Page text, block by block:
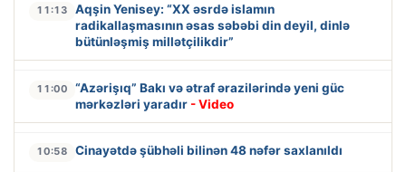
11:13
Aqşin Yenisey: “XX əsrdə islamın
radikallaşmasının əsas səbəbi din deyil, dinlə
bütünləşmiş millətçilikdir”
11:00
“Azərişıq” Bakı və ətraf ərazilərində yeni güc
mərkəzləri yaradır - Video
10:58 Cinayətdə şübhəli bilinən 48 nəfər saxlanıldı